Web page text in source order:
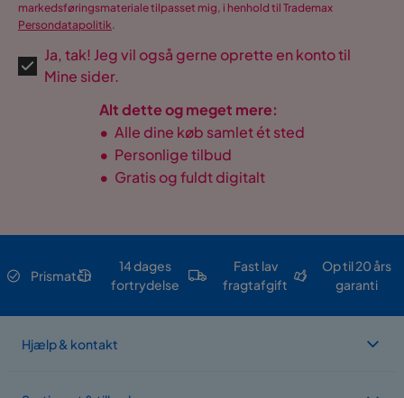
markedsføringsmateriale tilpasset mig, i henhold til Trademax
Persondatapolitik.
Ja, tak! Jeg vil også gerne oprette en konto til
Mine sider.
Alt dette og meget mere:
• Alle dine køb samlet ét sted
• Personlige tilbud
• Gratis og fuldt digitalt
Prismatch
14 dages
fortrydelse
Fast lav
fragtafgift
Op til 20 års
garanti
Hjælp & kontakt